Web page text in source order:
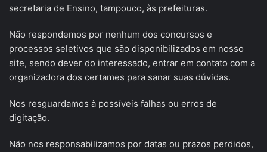
secretaria de Ensino, tampouco, às prefeituras.
Não respondemos por nenhum dos concursos e
processos seletivos que são disponibilizados em nosso
site, sendo dever do interessado, entrar em contato com a
organizadora dos certames para sanar suas dúvidas.
Nos resguardamos à possíveis falhas ou erros de
digitação.
Não nos responsabilizamos por datas ou prazos perdidos,